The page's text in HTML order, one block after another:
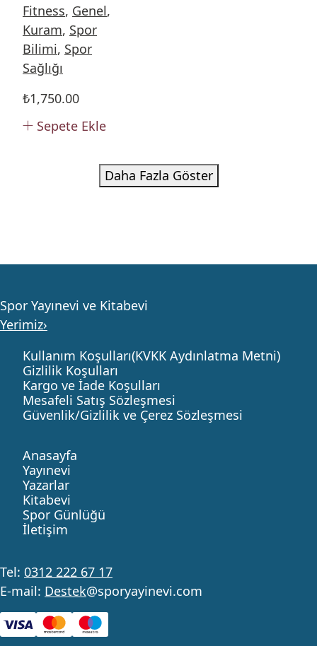
Fitness, Genel,
Kuram, Spor
Bilimi, Spor
Sağlığı
₺1,750.00
Sepete Ekle
Daha Fazla Göster
Spor Yayınevi ve Kitabevi
Yerimiz›
Kullanım Koşulları(KVKK Aydınlatma Metni)
Gizlilik Koşulları
Kargo ve İade Koşulları
Mesafeli Satış Sözleşmesi
Güvenlik/Gizlilik ve Çerez Sözleşmesi
Anasayfa
Yayınevi
Yazarlar
Kitabevi
Spor Günlüğü
İletişim
Tel: 0312 222 67 17
E-mail: Destek@sporyayinevi.com